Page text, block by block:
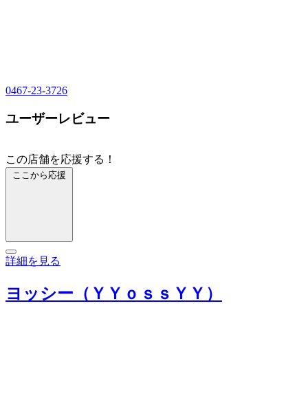
0467-23-3726
ユーザーレビュー
この店舗を応援する！
ここから応援
詳細を見る
ヨッシー（ＹＹｏｓｓＹＹ）